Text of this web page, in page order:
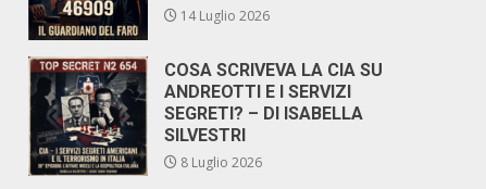
14 Luglio 2026
COSA SCRIVEVA LA CIA SU
ANDREOTTI E I SERVIZI
SEGRETI? – DI ISABELLA
SILVESTRI
8 Luglio 2026